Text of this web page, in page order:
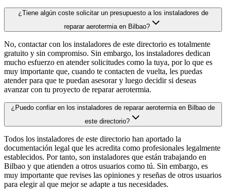
¿Tiene algún coste solicitar un presupuesto a los instaladores de
reparar aerotermia en Bilbao?
No, contactar con los instaladores de este directorio es totalmente
gratuito y sin compromiso. Sin embargo, los instaladores dedican
mucho esfuerzo en atender solicitudes como la tuya, por lo que es
muy importante que, cuando te contacten de vuelta, les puedas
atender para que te puedan asesorar y luego decidir si deseas
avanzar con tu proyecto de reparar aerotermia.
¿Puedo confiar en los instaladores de reparar aerotermia en Bilbao de
este directorio?
Todos los instaladores de este directorio han aportado la
documentación legal que les acredita como profesionales legalmente
establecidos. Por tanto, son instaladores que están trabajando en
Bilbao y que atienden a otros usuarios como tú. Sin embargo, es
muy importante que revises las opiniones y reseñas de otros usuarios
para elegir al que mejor se adapte a tus necesidades.